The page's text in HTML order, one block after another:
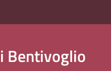
Bentivoglio